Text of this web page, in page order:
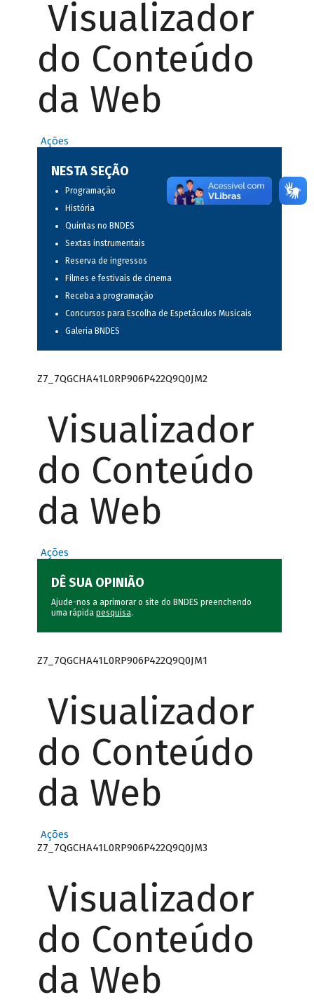
Visualizador
do Conteúdo
da Web
Ações
NESTA SEÇÃO
Programação
História
Quintas no BNDES
Sextas instrumentais
Reserva de ingressos
Filmes e festivais de cinema
Receba a programação
Concursos para Escolha de Espetáculos Musicais
Galeria BNDES
Z7_7QGCHA41L0RP906P422Q9Q0JM2
Visualizador
do Conteúdo
da Web
Ações
DÊ SUA OPINIÃO
Ajude-nos a aprimorar o site do BNDES preenchendo
uma rápida pesquisa.
Z7_7QGCHA41L0RP906P422Q9Q0JM1
Visualizador
do Conteúdo
da Web
Ações
Z7_7QGCHA41L0RP906P422Q9Q0JM3
Visualizador
do Conteúdo
da Web